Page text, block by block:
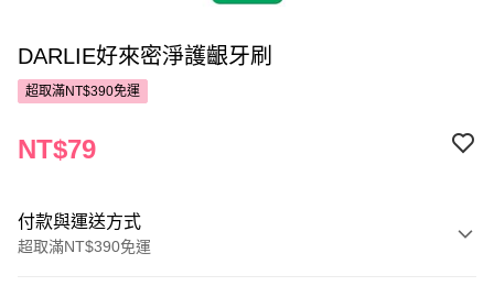
DARLIE好來密淨護齦牙刷
超取滿NT$390免運
NT$79
付款與運送方式
超取滿NT$390免運